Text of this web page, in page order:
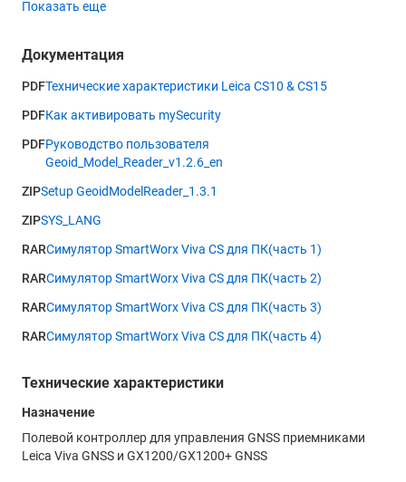
Цветной сенсорный VGA "альбомного" расположения –
изображения даже при солнечном свете. Для работы в
подсветкой.
Встроенная удобно расположенная цифровая фотокамера с
разрешением 2 мегапикселя позволяет получать
качественные изображения. Это облегчает производство
съемки и ведение абриса. Фотографировать удобно как с
камера имеет фиксированный фокус.
Встроенный динамик и микрофон позволяют не только
получать звуковые оповещения о происходящих событиях,
таких как потеря инициализации или предупреждение о
низком заряде батареи, но и создавать голосовые
комментарии. Благодаря интегрированному модулю
беспроводную гарнитуру.
Полевой контроллер LEICA CS15 можно по праву назвать
полноценным портативным компьютером, ведь он
обладает потрясающими производственными
Показать еще
Документация
PDFТехнические характеристики Leica CS10 & CS15
PDFКак активировать mySecurity
PDFРуководство пользователя
Geoid_Model_Reader_v1.2.6_en
ZIPSetup GeoidModelReader_1.3.1
ZIPSYS_LANG
RARСимулятор SmartWorx Viva CS для ПК(часть 1)
RARСимулятор SmartWorx Viva CS для ПК(часть 2)
RARСимулятор SmartWorx Viva CS для ПК(часть 3)
RARСимулятор SmartWorx Viva CS для ПК(часть 4)
Технические характеристики
Назначение
Полевой контроллер для управления GNSS приемниками
Leica Viva GNSS и GX1200/GX1200+ GNSS